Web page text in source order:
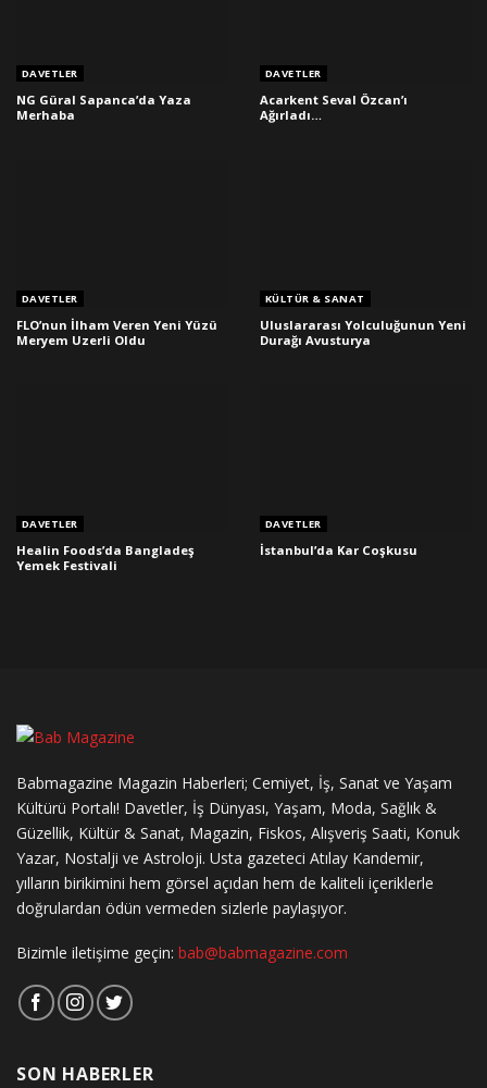
DAVETLER
NG Güral Sapanca’da Yaza
Merhaba
DAVETLER
Acarkent Seval Özcan’ı
Ağırladı…
DAVETLER
FLO’nun İlham Veren Yeni Yüzü
Meryem Uzerli Oldu
KÜLTÜR & SANAT
Uluslararası Yolculuğunun Yeni
Durağı Avusturya
DAVETLER
Healin Foods’da Bangladeş
Yemek Festivali
DAVETLER
İstanbul’da Kar Coşkusu
Babmagazine Magazin Haberleri; Cemiyet, İş, Sanat ve Yaşam
Kültürü Portalı! Davetler, İş Dünyası, Yaşam, Moda, Sağlık &
Güzellik, Kültür & Sanat, Magazin, Fiskos, Alışveriş Saati, Konuk
Yazar, Nostalji ve Astroloji. Usta gazeteci Atılay Kandemir,
yılların birikimini hem görsel açıdan hem de kaliteli içeriklerle
doğrulardan ödün vermeden sizlerle paylaşıyor.
Bizimle iletişime geçin: bab@babmagazine.com
SON HABERLER